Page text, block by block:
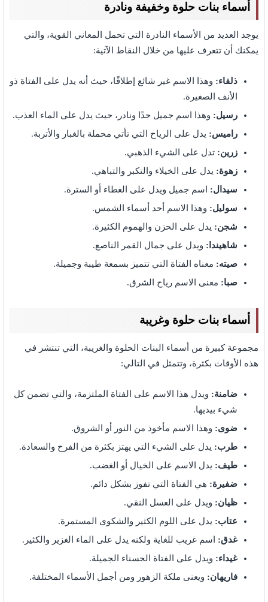
أسماء بنات حلوة وخفيفة ونادرة
يوجد العديد من الأسماء النادرة التي تحمل المعاني القوية، والتي
يمكنك أن تتعرف عليها من خلال النقاط الآتية:
ذلفاء: وهذا الاسم غير شائع إطلاقًا، حيث أنه يدل على الفتاة ذو
الأنف الصغيرة.
رسيل: وهذا اسم جميل جدًا ونادر، حيث يدل على الماء العذب.
راميس: يدل على الرياح التي تأتي محملة بالغبار والأتربة.
زرين: تدل على الشيء الذهبي.
زهوة: يدل على الخيلاء والتكبر والتباهي.
سيدال: اسم جميل ويدل على الغطاء أو السترة.
سوليل: وهذا الاسم أحد أسماء الشمس.
شجن: يدل على الحزن والهموم الكثيرة.
شاهيندا: ويدل على جمال القمر الناصع.
صيته: معناه الفتاة التي تتميز بسمعة طيبة وجميلة.
صبا: معنى الاسم رياح الشرق.
أسماء بنات حلوة وغريبة
مجموعة كبيرة من أسماء البنات الحلوة والغريبة، التي تنتشر في
هذه الأوقات بكثرة، وتتمثل في التالي:
ضامنة: ويدل هذا الاسم على الفتاة الملتزمة، والتي تضمن كل
شيء بيديها.
ضوى: وهذا الاسم مأخوذ من النور أو الشروق.
طرب: يدل على الشيء التي يهتز بكثرة من الفرح والسعادة.
طيف: يدل الاسم على الخيال أو الغضب.
ضفيرة: هي الفتاة التي تفوز بشكل دائم.
ظيان: ويدل على العسل النقي.
عتاب: يدل على اللوم الكثير والشكوى المستمرة.
غدق: اسم غريب للغاية ولكنه يدل على الماء الغزير والكثير.
غيداء: ويدل على الفتاة الحسناء الجميلة.
فاريهان: ويعنى ملكة الزهور ومن أجمل الأسماء المختلفة.